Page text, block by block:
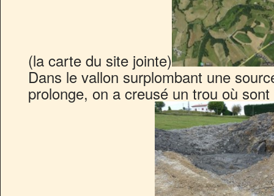
(la carte du site jointe)
Dans le vallon surplombant une
prolonge, on a creusé un trou où